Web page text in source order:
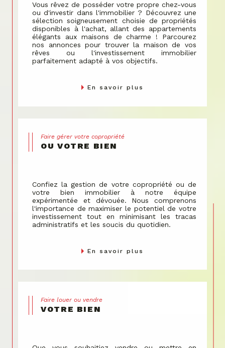
Vous rêvez de posséder votre propre chez-vous
ou d'investir dans l'immobilier ? Découvrez une
sélection soigneusement choisie de propriétés
disponibles à l'achat, allant des appartements
élégants aux maisons de charme ! Parcourez
nos annonces pour trouver la maison de vos
rêves ou l'investissement immobilier
parfaitement adapté à vos objectifs.
En savoir plus
Faire gérer votre copropriété
OU VOTRE BIEN
Confiez la gestion de votre copropriété ou de
votre bien immobilier à notre équipe
expérimentée et dévouée. Nous comprenons
l'importance de maximiser le potentiel de votre
investissement tout en minimisant les tracas
administratifs et les soucis du quotidien.
En savoir plus
Faire louer ou vendre
VOTRE BIEN